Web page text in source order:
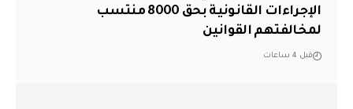
الإجراءات القانونية بحق 8000 منتسب
لمخالفتهم القوانين
قبل 4 ساعات